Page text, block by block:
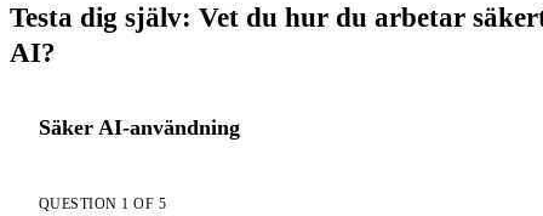
Testa dig själv: Vet du hur du arbetar
AI?
Säker AI-användning
QUESTION 1 OF 5